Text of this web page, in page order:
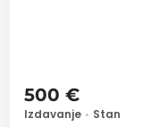
500 €
Izdavanje • Stan